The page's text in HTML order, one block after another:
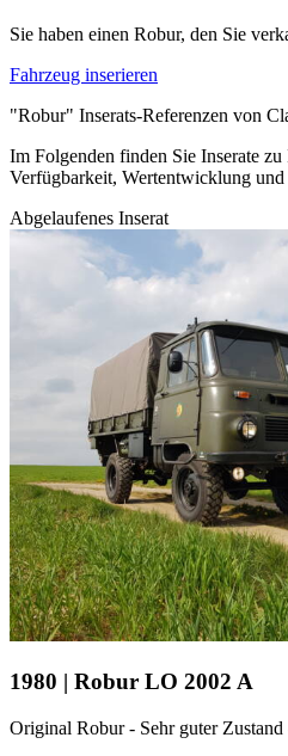
Sie haben einen Robur, den Sie
Fahrzeug inserieren
"Robur" Inserats-Referenzen von
Im Folgenden finden Sie Inserate
Verfügbarkeit, Wertentwicklung
Abgelaufenes Inserat
1980 | Robur LO 2002 A
Original Robur - Sehr guter Zustand